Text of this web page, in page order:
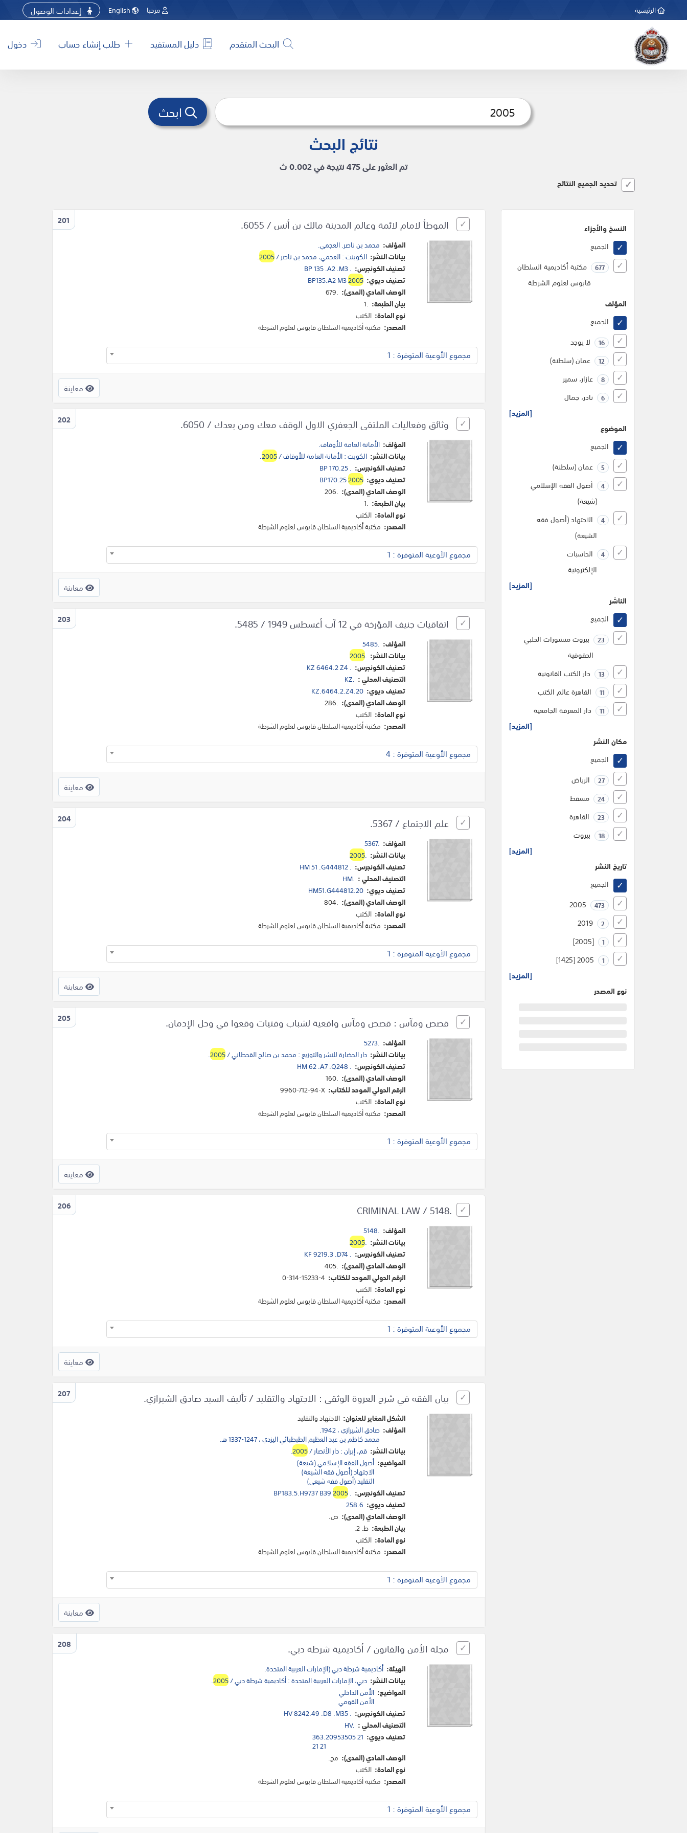
الرئيسية إعدادات الوصول مرحبا
البحث المتقدم دليل المستفيد طلب إنشاء حساب دخول
نتائج البحث
تم العثور على 475 نتيجة في 0.002 ث
تحديد الجميع النتائج
النسخ والأجزاء
الجميع
677
مكتبة أكاديمية السلطان
قابوس لعلوم الشرطة
المؤلف
الجميع
16 لا يوجد
12 عمان (سلطنة)
8 عازار، سمير
6
نادر، جمال
[المزيد]
الموضوع
الجميع
5 عمان (سلطنة)
4
أصول الفقه الإسلامي
(شيعة)
4
الاجتهاد (أصول فقه
الشيعة)
4
الحاسبات
الإلكترونية
[المزيد]
الناشر
الجميع
23
بيروت منشورات الحلبي
الحقوقية
13 دار الكتب القانونية
11 القاهرة عالم الكتب
11
دار المعرفة الجامعية
[المزيد]
مكان النشر
الجميع
27 الرياض
24 مسقط
23 القاهرة
18
بيروت
[المزيد]
تاريخ النشر
الجميع
473
2
1
[2005]
1
[المزيد]
نوع المصدر
201 الموطأ لامام لائمة وعالم المدينة مالك بن أنس / 6055.
المؤلف: محمد بن ناصر. العجمي.
بيانات النشر: الكوينت : العجمي، محمد بن ناصر /2005
.
تصنيف الكونجرس: BP 135 .A2 .M3 .
تصنيف ديوي:
BP135.A2 M32005
الوصف المادي (المدى): 679.
بيان الطبعة: 1.
نوع المادة: الكتب
المصدر: مكتبة أكاديمية السلطان قابوس لعلوم الشرطة
مجموع الأوعية المتوفرة : 1
معاينة
202 وثائق وفعاليات الملتقى الجعفري الاول الوقف معك ومن بعدك / 6050.
المؤلف: الأمانة العامة للأوقاف.
بيانات النشر: الكويت : الأمانة العامة للأوقاف /2005
.
تصنيف الكونجرس: BP 170.25 .
تصنيف ديوي:
BP170.252005
الوصف المادي (المدى): 206.
بيان الطبعة: 1.
نوع المادة: الكتب
المصدر: مكتبة أكاديمية السلطان قابوس لعلوم الشرطة
مجموع الأوعية المتوفرة : 1
معاينة
203 اتفاقيات جنيف المؤرخة في 12 آب أغسطس 1949 / 5485.
المؤلف: 5485.
بيانات النشر: 2005.
تصنيف الكونجرس: KZ 6464.2 Z4 .
التصنيف المحلي : KZ.
تصنيف ديوي: KZ.6464.2.Z4.20
الوصف المادي (المدى): 286.
نوع المادة: الكتب
المصدر: مكتبة أكاديمية السلطان قابوس لعلوم الشرطة
مجموع الأوعية المتوفرة : 4
معاينة
204 علم الاجتماع / 5367.
المؤلف: 5367.
بيانات النشر: 2005.
تصنيف الكونجرس: HM 51 .G444812 .
التصنيف المحلي : HM.
تصنيف ديوي: HM51.G444812.20
الوصف المادي (المدى): 804.
نوع المادة: الكتب
المصدر: مكتبة أكاديمية السلطان قابوس لعلوم الشرطة
مجموع الأوعية المتوفرة : 1
معاينة
205 قصص ومآس : قصص ومآس واقعية لشباب وفتيات وقعوا في وحل الإدمان.
المؤلف: 5273.
بيانات النشر: دار الحضارة للنشر والتوزيع : محمد بن صالح القحطاني /2005
.
تصنيف الكونجرس: HM 62 .A7 .Q248 .
الوصف المادي (المدى): 160.
الرقم الدولي الموحد للكتاب: 9960-712-94-X
نوع المادة: الكتب
المصدر: مكتبة أكاديمية السلطان قابوس لعلوم الشرطة
مجموع الأوعية المتوفرة : 1
معاينة
206 CRIMINAL LAW / 5148.
المؤلف: 5148.
بيانات النشر: 2005.
تصنيف الكونجرس: KF 9219.3 .D74 .
الوصف المادي (المدى): 405.
الرقم الدولي الموحد للكتاب: 0-314-15233-4
نوع المادة: الكتب
المصدر: مكتبة أكاديمية السلطان قابوس لعلوم الشرطة
مجموع الأوعية المتوفرة : 1
معاينة
207 بيان الفقه في شرح العروة الوثقى : الاجتهاد والتقليد / تأليف السيد صادق الشيرازي.
الشكل المغاير للعنوان: الاجتهاد والتقليد
المؤلف: صادق الشيرازي ، 1942.
محمد كاظم بن عبد العظيم الطبطبائي اليزدي ، 1247-1337 هـ.
بيانات النشر: قم، إيران : دار الأنصار /2005
.
المواضيع: أصول الفقه الإسلامي (شيعة)
الاجتهاد (أصول فقه الشيعة)
التقليد (أصول فقه شيعي)
تصنيف الكونجرس:
BP183.5.H9737 B392005.
تصنيف ديوي: 258.6
الوصف المادي (المدى): ص.
بيان الطبعة: ط. 2.
نوع المادة: الكتب
المصدر: مكتبة أكاديمية السلطان قابوس لعلوم الشرطة
مجموع الأوعية المتوفرة : 1
معاينة
208 مجلة الأمن والقانون / أكاديمية شرطة دبي.
الهيئة: أكاديمية شرطة دبي (الإمارات العربية المتحدة.
بيانات النشر: دبي، الإمارات العربية المتحدة : أكاديمية شرطة دبي /2005
.
المواضيع: الأمن الداخلي
الأمن القومي
تصنيف الكونجرس: HV 8242.49 .D8 .M35 .
التصنيف المحلي : HV.
تصنيف ديوي: 363.20953505 21
21 21
الوصف المادي (المدى): مج.
نوع المادة: الكتب
المصدر: مكتبة أكاديمية السلطان قابوس لعلوم الشرطة
مجموع الأوعية المتوفرة : 1